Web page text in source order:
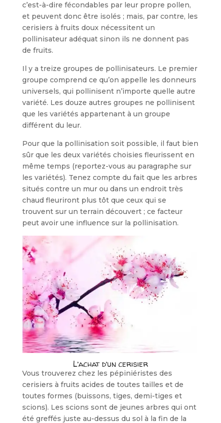
c’est-à-dire fécondables par leur propre pollen,
et peuvent donc être isolés ; mais, par contre, les
cerisiers à fruits doux nécessitent un
pollinisateur adéquat sinon ils ne don­nent pas
de fruits.
Il y a treize groupes de pollinisateurs. Le premier
groupe comprend ce qu’on appelle les donneurs
universels, qui pollinisent n’importe quelle autre
variété. Les douze autres groupes ne pollinisent
que les variétés appartenant à un groupe
différent du leur.
Pour que la pollinisation soit possible, il faut bien
sûr que les deux variétés choi­sies fleurissent en
même temps (reportez-vous au paragraphe sur
les variétés). Tenez compte du fait que les arbres
situés contre un mur ou dans un endroit très
chaud fleuriront plus tôt que ceux qui se
trouvent sur un terrain découvert ; ce facteur
peut avoir une influence sur la pollinisation.
L’achat d’un cerisier
Vous trouverez chez les pépiniéristes des
cerisiers à fruits acides de toutes tail­les et de
toutes formes (buissons, tiges, demi-tiges et
scions). Les scions sont de jeunes arbres qui ont
été greffés juste au-dessus du sol à la fin de la